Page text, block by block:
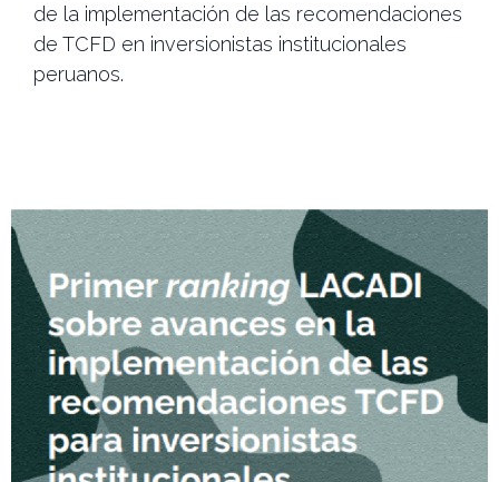
de la implementación de las recomendaciones
de TCFD en inversionistas institucionales
peruanos.